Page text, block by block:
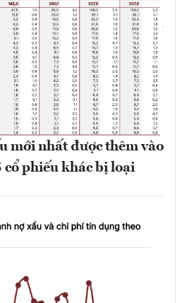
mới nhất được thêm vào
cổ phiếu khác bị loại